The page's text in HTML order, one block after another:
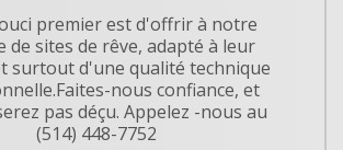
premier est d'offrir à notre
de sites de rêve, adapté à leur
surtout d'une qualité technique
nous confiance, et
pas déçu. Appelez -nous au
(514) 448-7752